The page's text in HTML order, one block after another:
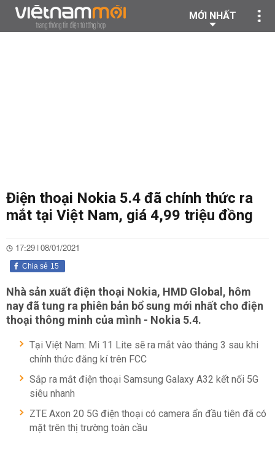
MỚI NHẤT
Điện thoại Nokia 5.4 đã chính thức ra
mắt tại Việt Nam, giá 4,99 triệu đồng
17:29 | 08/01/2021
15
Chia sẻ
Nhà sản xuất điện thoại Nokia, HMD Global, hôm
nay đã tung ra phiên bản bổ sung mới nhất cho điện
thoại thông minh của mình - Nokia 5.4.
Tại Việt Nam: Mi 11 Lite sẽ ra mắt vào tháng 3 sau khi
chính thức đăng kí trên FCC
Sắp ra mắt điện thoại Samsung Galaxy A32 kết nối 5G
siêu nhanh
ZTE Axon 20 5G điện thoại có camera ẩn đầu tiên đã có
mặt trên thị trường toàn cầu